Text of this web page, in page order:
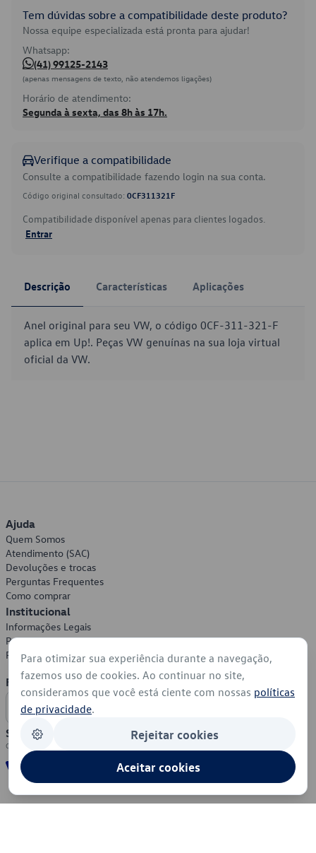
Tem dúvidas sobre a compatibilidade deste produto?
Nossa equipe especializada está pronta para ajudar!
Whatsapp:
(41) 99125-2143
(apenas mensagens de texto, não atendemos ligações)
Horário de atendimento:
Segunda à sexta, das 8h às 17h.
Verifique a compatibilidade
Consulte a compatibilidade fazendo login na sua conta.
Código original consultado: 0CF311321F
Compatibilidade disponível apenas para clientes logados.
Entrar
Descrição Características Aplicações
Anel original para seu VW, o código 0CF-311-321-F
aplica em Up!. Peças VW genuínas na sua loja virtual
oficial da VW.
Ajuda
Quem Somos
Atendimento (SAC)
Devoluções e trocas
Perguntas Frequentes
Como comprar
Institucional
Informações Legais
Política de Privacidade
Política de Cookies
Formas de Pagamento
Segurança
Para otimizar sua experiência durante a navegação,
fazemos uso de cookies. Ao continuar no site,
consideramos que você está ciente com nossas políticas
de privacidade.
Rejeitar cookies
Aceitar cookies